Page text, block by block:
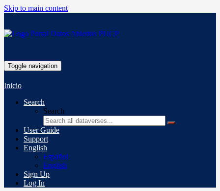
Skip to main content
Toggle navigation
Inicio
Search
Search
User Guide
Support
English
Español
English
Sign Up
Log In